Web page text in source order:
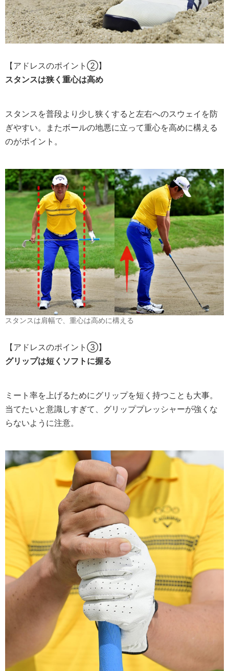
【アドレスのポイント②】
スタンスは狭く重心は高め
スタンスを普段より少し狭くすると左右へのスウェイを防
ぎやすい。またボールの地悪に立って重心を高めに構える
のがポイント。
スタンスは肩幅で、重心は高めに構える
【アドレスのポイント③】
グリップは短くソフトに握る
ミート率を上げるためにグリップを短く持つことも大事。
当てたいと意識しすぎて、グリッププレッシャーが強くな
らないように注意。